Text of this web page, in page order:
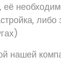
либо
нашей